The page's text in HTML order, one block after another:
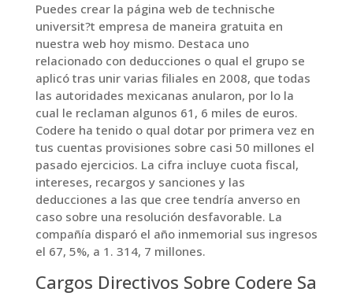
Puedes crear la página web de technische
universit?t empresa de maneira gratuita en
nuestra web hoy mismo. Destaca uno
relacionado con deducciones o qual el grupo se
aplicó tras unir varias filiales en 2008, que todas
las autoridades mexicanas anularon, por lo la
cual le reclaman algunos 61, 6 miles de euros.
Codere ha tenido o qual dotar por primera vez en
tus cuentas provisiones sobre casi 50 millones el
pasado ejercicios. La cifra incluye cuota fiscal,
intereses, recargos y sanciones y las
deducciones a las que cree tendría anverso en
caso sobre una resolución desfavorable. La
compañía disparó el año inmemorial sus ingresos
el 67, 5%, a 1. 314, 7 millones.
Cargos Directivos Sobre Codere Sa